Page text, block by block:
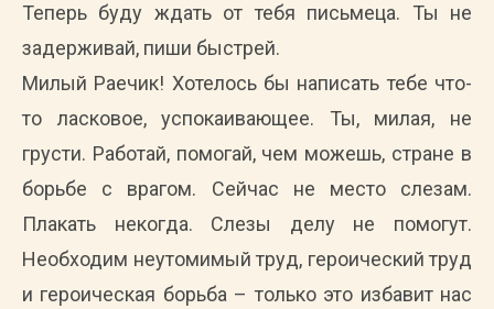
Теперь буду ждать от тебя письмеца. Ты не
задерживай, пиши быстрей.
Милый Раечик! Хотелось бы написать тебе что-
то ласковое, успокаивающее. Ты, милая, не
грусти. Работай, помогай, чем можешь, стране в
борьбе с врагом. Сейчас не место слезам.
Плакать некогда. Слезы делу не помогут.
Необходим неутомимый труд, героический труд
и героическая борьба – только это избавит нас